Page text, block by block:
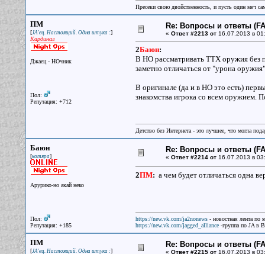
Пресеки свою двойственность, и пусть один меч
ПМ
[JA'ец. Настоящий. Одна штука :]
Кардинал
Джаец - НОчник
Пол:
Репутация: +712
Re: Вопросы и ответы
« Ответ #2213 от16.07.2013 в
2Баюн:
В НО рассматривать ТТХ оружия без
заметно отличаться от "урона
В оригинале (да и в НО это есть)
знакомства игрока со всем оружием.
Детство без Интернета - это лучшее, что могла
Баюн
[котяра]
Арурико-но акай неко
Пол:
Репутация: +185
Re: Вопросы и ответы
« Ответ #2214 от16.07.2013 в
2ПМ: а чем будет отличаться одна
https://new.vk.com/ja2nonews- новостная лента по
https://new.vk.com/jagged_alliance-группа по JA в
ПМ
[JA'ец. Настоящий. Одна штука :]
Re: Вопросы и ответы
« Ответ #2215 от16.07.2013 в